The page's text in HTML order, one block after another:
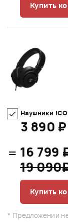
Купить
Наушники
3 890 ₽
= 16 799
19
Купить
* Предложении